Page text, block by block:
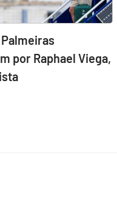
por Raphael Viega,